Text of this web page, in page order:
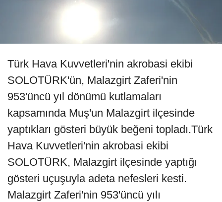
Türk Hava Kuvvetleri'nin akrobasi ekibi
SOLOTÜRK'ün, Malazgirt Zaferi'nin
953'üncü yıl dönümü kutlamaları
kapsamında Muş'un Malazgirt ilçesinde
yaptıkları gösteri büyük beğeni topladı.Türk
Hava Kuvvetleri'nin akrobasi ekibi
SOLOTÜRK, Malazgirt ilçesinde yaptığı
gösteri uçuşuyla adeta nefesleri kesti.
Malazgirt Zaferi'nin 953'üncü yılı